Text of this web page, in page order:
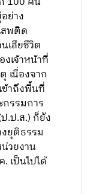
ย่าง
สพติด
เสียชีวิต
เจ้าหน้าที่
เนื่องจาก
ข้าถึงพื้นที่
รรมการ
.ป.ส.) ก็ยัง
ยุติธรรม
วยงาน
เป็นไปได้